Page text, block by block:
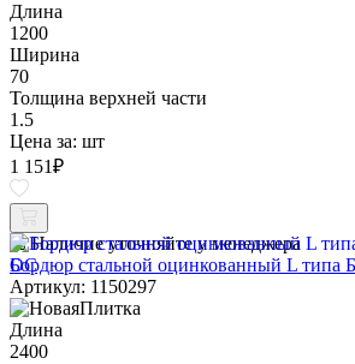
Длина
1200
Ширина
70
Толщина верхней части
1.5
Цена за: шт
1 151₽
Наличие уточняйте у менеджера
Бордюр стальной оцинкованный L типа
Артикул: 1150297
Длина
2400